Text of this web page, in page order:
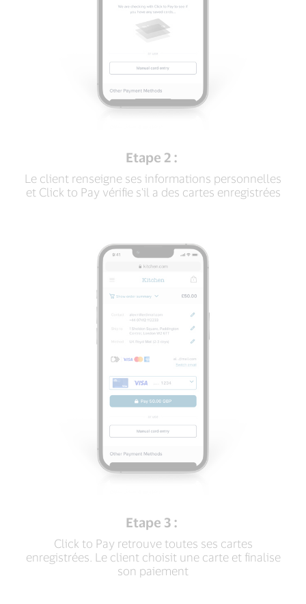
Etape 2 :
Le client renseigne ses informations personnelles
et Click to Pay vérifie s'il a des cartes enregistrées
Etape 3 :
Click to Pay retrouve toutes ses cartes
enregistrées. Le client choisit une carte et finalise
son paiement